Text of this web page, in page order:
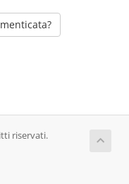
riservati.